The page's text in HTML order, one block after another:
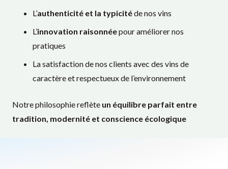
L’authenticité et la typicitéde nos vins
L’innovation raisonnéepour améliorer nos
pratiques
La satisfaction de nos clients avec des vins de
caractère et respectueux de l’environnement
Notre philosophie reflète un équilibre parfait entre
tradition, modernité et conscience écologique